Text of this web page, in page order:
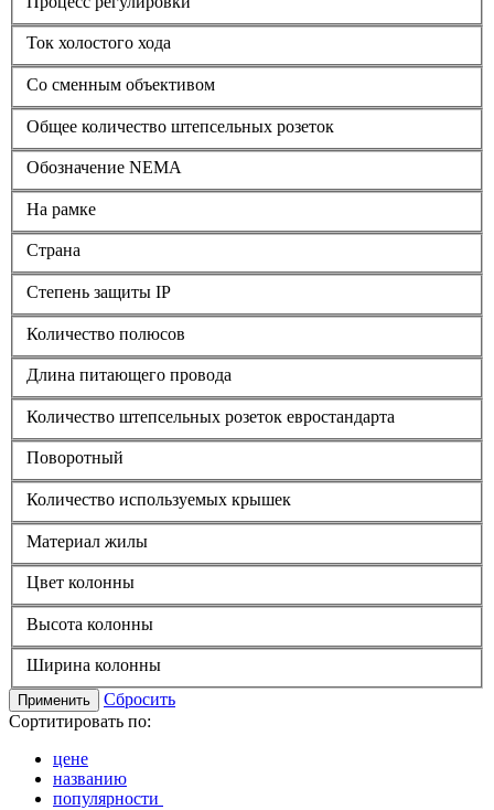
Ток холостого хода
Со сменным объективом
Общее количество штепсельных розеток
Обозначение NEMA
На рамке
Страна
Степень защиты IP
Количество полюсов
Длина питающего провода
Количество штепсельных розеток евростандарта
Поворотный
Количество используемых крышек
Материал жилы
Цвет колонны
Высота колонны
Ширина колонны
Применить
Сбросить
Сортитировать по:
цене
названию
популярности